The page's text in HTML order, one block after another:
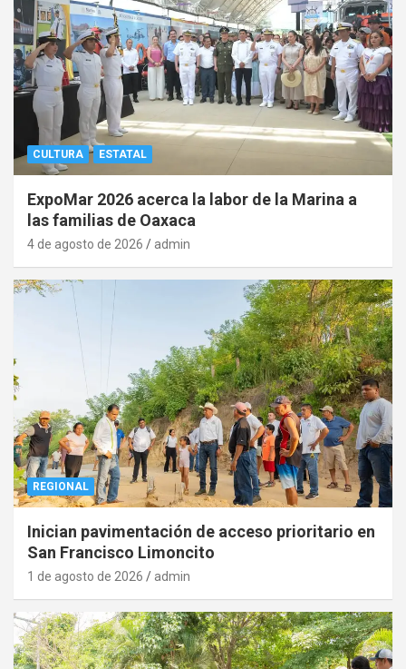
CULTURA ESTATAL
ExpoMar 2026 acerca la labor de la Marina a
las familias de Oaxaca
4 de agosto de 2026 admin
REGIONAL
Inician pavimentación de acceso prioritario en
San Francisco Limoncito
1 de agosto de 2026 admin